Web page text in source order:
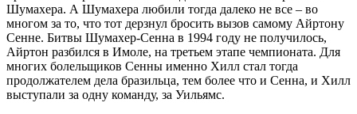
Шумахера. А Шумахера любили тогда далеко не все – во
многом за то, что тот дерзнул бросить вызов самому Айртону
Сенне. Битвы Шумахер-Сенна в 1994 году не получилось,
Айртон разбился в Имоле, на третьем этапе чемпионата. Для
многих болельщиков Сенны именно Хилл стал тогда
продолжателем дела бразильца, тем более что и Сенна, и Хилл
выступали за одну команду, за Уильямс.